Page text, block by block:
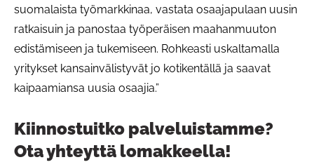
suomalaista työmarkkinaa, vastata osaajapulaan uusin
ratkaisuin ja panostaa työperäisen maahanmuuton
edistämiseen ja tukemiseen. Rohkeasti uskaltamalla
yritykset kansainvälistyvät jo kotikentällä ja saavat
kaipaamiansa uusia osaajia.”
Kiinnostuitko palveluistamme?
Ota yhteyttä lomakkeella!